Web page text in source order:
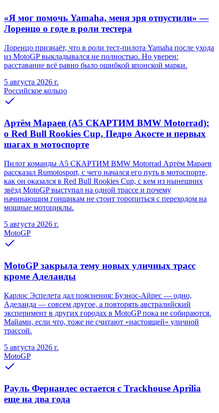
«Я мог помочь Yamaha, меня зря отпустили» —
Лоренцо о годе в роли тестера
Лоренцо признаёт, что в роли тест-пилота Yamaha после ухода
из MotoGP выкладывался не полностью. Но уверен:
расставание всё равно было ошибкой японской марки.
5 августа 2026 г.
Российское кольцо
Артём Мараев (A5 СКАРТИМ BMW Motorrad):
о Red Bull Rookies Cup, Педро Акосте и первых
шагах в мотоспорте
Пилот команды A5 СКАРТИМ BMW Motorrad Артём Мараев
рассказал Rumotosport, с чего начался его путь в мотоспорте,
как он оказался в Red Bull Rookies Cup, с кем из нынешних
звёзд MotoGP выступал на одной трассе и почему
начинающим гонщикам не стоит торопиться с переходом на
мощные мотоциклы.
5 августа 2026 г.
MotoGP
MotoGP закрыла тему новых уличных трасс
кроме Аделаиды
Карлос Эспелета дал пояснения: Буэнос-Айрес — одно,
Аделаида — совсем другое, а повторять австралийский
эксперимент в других городах в MotoGP пока не собираются.
Майами, если что, тоже не считают «настоящей» уличной
трассой.
5 августа 2026 г.
MotoGP
Рауль Фернандес остается с Trackhouse Aprilia
еще на два года